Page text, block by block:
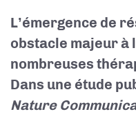
L’émergence de
obstacle majeur à
nombreuses
Dans une étude
Nature